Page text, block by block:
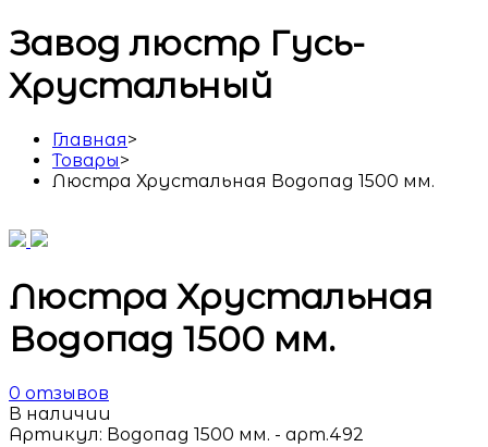
Завод люстр Гусь-
Хрустальный
Главная>
Товары>
Люстра Хрустальная Водопад 1500 мм.
Люстра Хрустальная
Водопад 1500 мм.
0 отзывов
В наличии
Артикул: Водопад 1500 мм. - арт.492